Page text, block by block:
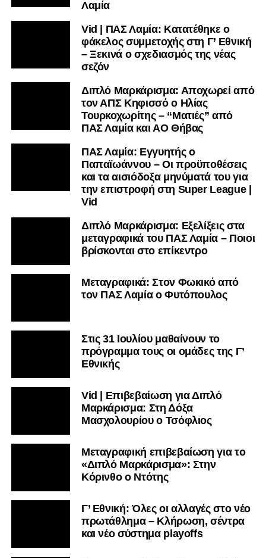
μαθαίνετε σε χρόνο dt όλα τα νέα.
Λαμία
Vid | ΠΑΣ Λαμία: Κατατέθηκε ο
φάκελος συμμετοχής στη Γ’ Εθνική
– Ξεκινά ο σχεδιασμός της νέας
σεζόν
Διπλό Μαρκάρισμα: Αποχωρεί από
τον ΑΠΣ Κηφισσό ο Ηλίας
Τουρκοχωρίτης – “Ματιές” από
ΠΑΣ Λαμία και ΑΟ Θήβας
ΠΑΣ Λαμία: Εγγυητής ο
Παπαϊωάννου – Οι προϋποθέσεις
και τα αισιόδοξα μηνύματά του για
την επιστροφή στη Super League |
Vid
Διπλό Μαρκάρισμα: Εξελίξεις στα
μεταγραφικά του ΠΑΣ Λαμία – Ποιοι
βρίσκονται στο επίκεντρο
Μεταγραφικά: Στον Φωκικό από
τον ΠΑΣ Λαμία ο Φυτόπουλος
Στις 31 Ιουλίου μαθαίνουν το
πρόγραμμα τους οι ομάδες της Γ’
Εθνικής
Vid | Επιβεβαίωση για Διπλό
Μαρκάρισμα: Στη Δόξα
Μασχολουρίου ο Τσόφλιος
Μεταγραφική επιβεβαίωση για το
«Διπλό Μαρκάρισμα»: Στην
Κόρινθο ο Ντότης
Γ’ Εθνική: Όλες οι αλλαγές στο νέο
πρωτάθλημα – Κλήρωση, σέντρα
και νέο σύστημα playoffs